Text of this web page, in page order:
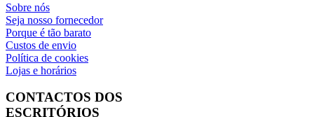
Sobre nós
Seja nosso fornecedor
Porque é tão barato
Custos de envio
Política de cookies
Lojas e horários
CONTACTOS DOS
ESCRITÓRIOS